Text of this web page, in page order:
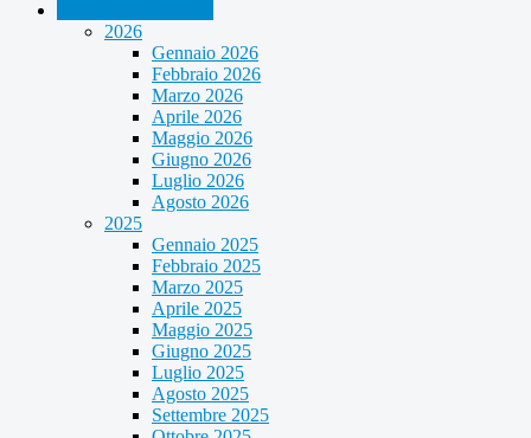
2026
Gennaio 2026
Febbraio 2026
Marzo 2026
Aprile 2026
Maggio 2026
Giugno 2026
Luglio 2026
Agosto 2026
2025
Gennaio 2025
Febbraio 2025
Marzo 2025
Aprile 2025
Maggio 2025
Giugno 2025
Luglio 2025
Agosto 2025
Settembre 2025